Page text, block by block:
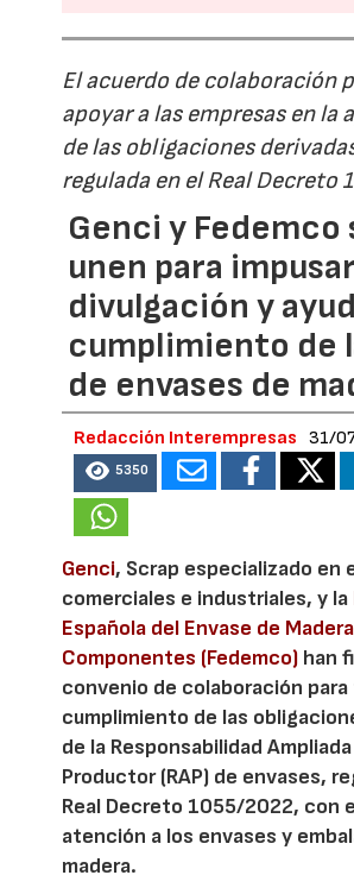
El acuerdo de colaboración
apoyar a las empresas en la
de las obligaciones
regulada en el Real Decreto
Genci y Fedemco
unen para
divulgación y
cumplimiento de
de envases de
Redacción Interempresas 31/
5350
Genci, Scrap especializado en
comerciales e industriales, y la
Española del Envase de
Componentes (Fedemco) han
convenio de colaboración
cumplimiento de las
de la Responsabilidad
Productor (RAP) de envases,
Real Decreto 1055/2022, con
atención a los envases y
madera.